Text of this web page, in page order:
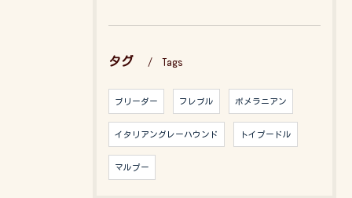
タグ Tags
ブリーダー フレブル ポメラニアン
イタリアングレーハウンド トイプードル
マルプー